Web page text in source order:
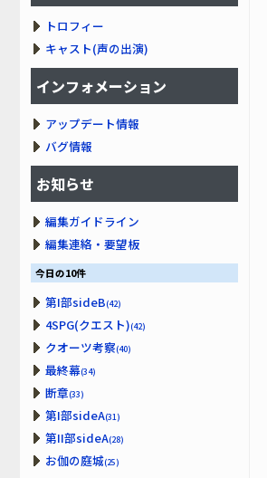
トロフィー
キャスト(声の出演)
インフォメーション
アップデート情報
バグ情報
お知らせ
編集ガイドライン
編集連絡・要望板
今日の10件
第I部sideB(42)
4SPG(クエスト)(42)
クオーツ考察(40)
最終幕(34)
断章(33)
第I部sideA(31)
第II部sideA(28)
お伽の庭城(25)